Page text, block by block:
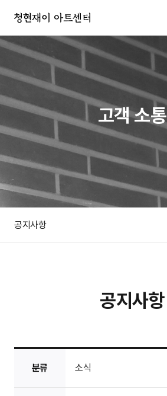
고객 소통
공지사항
공지사항
분류 소식